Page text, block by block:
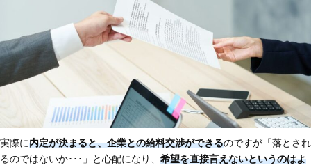
実際に内定が決まると、企業との給料交渉ができるのですが「落とされ
るのではないか･･･」と心配になり、 希望を直接言えないというのはよ